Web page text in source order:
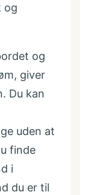
og
og
giver
Du kan
uden at
finde
i
du er til